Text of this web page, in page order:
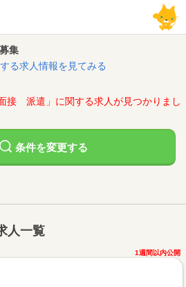
集
る求人情報を見てみる
接 派遣」に関する求人が見つかりまし
条件を変更する
人一覧
1週間以内公開